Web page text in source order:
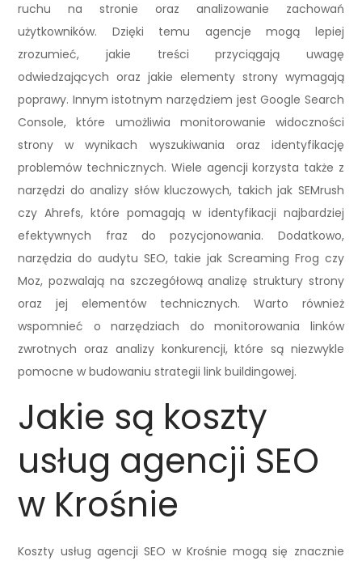
ruchu na stronie oraz analizowanie zachowań
użytkowników. Dzięki temu agencje mogą lepiej
zrozumieć, jakie treści przyciągają uwagę
odwiedzających oraz jakie elementy strony wymagają
poprawy. Innym istotnym narzędziem jest Google Search
Console, które umożliwia monitorowanie widoczności
strony w wynikach wyszukiwania oraz identyfikację
problemów technicznych. Wiele agencji korzysta także z
narzędzi do analizy słów kluczowych, takich jak SEMrush
czy Ahrefs, które pomagają w identyfikacji najbardziej
efektywnych fraz do pozycjonowania. Dodatkowo,
narzędzia do audytu SEO, takie jak Screaming Frog czy
Moz, pozwalają na szczegółową analizę struktury strony
oraz jej elementów technicznych. Warto również
wspomnieć o narzędziach do monitorowania linków
zwrotnych oraz analizy konkurencji, które są niezwykle
pomocne w budowaniu strategii link buildingowej.
Jakie są koszty
usług agencji SEO
w Krośnie
Koszty usług agencji SEO w Krośnie mogą się znacznie